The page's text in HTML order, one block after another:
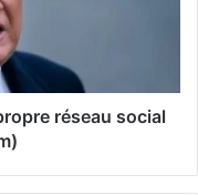
réseau social